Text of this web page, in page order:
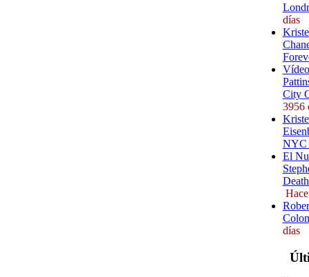
días
City
3956
NYC
El
días